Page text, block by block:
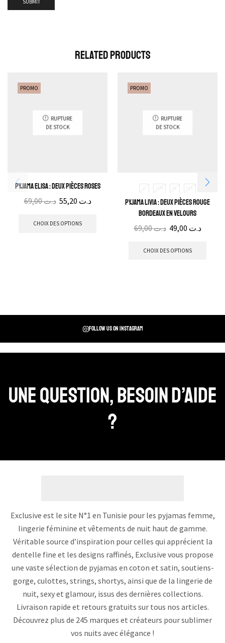
Related Products
PROMO
RUPTURE
DE STOCK
Pyjama Elisa : Deux pièces roses
د.ت69,00 د.ت
CHOIX DES OPTIONS
PROMO
RUPTURE
DE STOCK
L S/M XL XXL
Pyjama Livia : Deux pièces Rouge
bordeaux en velours
د.ت69,00 د.ت
CHOIX DES OPTIONS
Follow us on instagram
Une question, Besoin d’aide
?
Exclusive est le site N°1 en Tunisie pour les pyjamas femme,
lingerie féminine et vêtements de nuit haut de gamme.
Véritable source d’inspiration pour celles qui apprécient la
dentelle fine et les designs raffinés, Exclusive vous propose
une vaste sélection de pyjamas en coton et satin, soutiens-
gorge, culottes, strings, shortys, ainsi que de la lingerie de
nuit, sexy et glamour, issus des dernières collections.
Livraison rapide et retours gratuits sur tous nos articles.
Découvrez plus de 245 marques et créateurs pour sublimer
vos nuits avec élégance !